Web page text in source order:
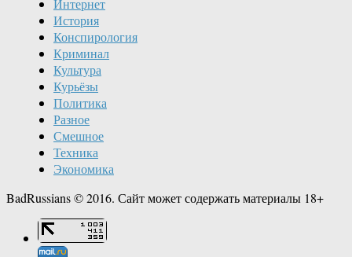
Интернет
История
Конспирология
Криминал
Культура
Курьёзы
Политика
Разное
Смешное
Техника
Экономика
BadRussians © 2016. Сайт может содержать материалы 18+